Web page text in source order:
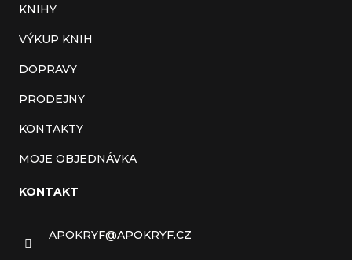
KNIHY
VÝKUP KNIH
DOPRAVY
PRODEJNY
KONTAKTY
MOJE OBJEDNÁVKA
KONTAKT
APOKRYF@APOKRYF.CZ